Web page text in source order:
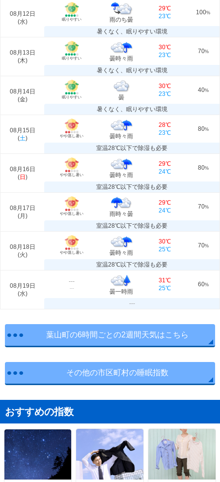
08月12日
(水) 眠りやすい 雨のち曇
29℃
23℃
100%
暑くなく、眠りやすい環境
08月13日
(木) 眠りやすい 曇時々雨
30℃
23℃
70%
暑くなく、眠りやすい環境
08月14日
(金) 眠りやすい 曇
30℃
23℃
40%
暑くなく、眠りやすい環境
08月15日
(土) やや蒸し暑い 曇時々雨
28℃
23℃
80%
室温28℃以下で除湿も必要
08月16日
(日 ) やや蒸し暑い 曇時々雨
29℃
24℃
80%
室温28℃以下で除湿も必要
08月17日
(月 ) やや蒸し暑い 雨時々曇
29℃
24℃
70%
室温28℃以下で除湿も必要
08月18日
(火) やや蒸し暑い 曇時々雨
30℃
25℃
70%
室温28℃以下で除湿も必要
08月19日
(水)
---
---
曇一時雨
31℃
25℃
60%
---
葉山町の6時間ごとの2週間天気はこちら
その他の市区町村の睡眠指数
おすすめの指数